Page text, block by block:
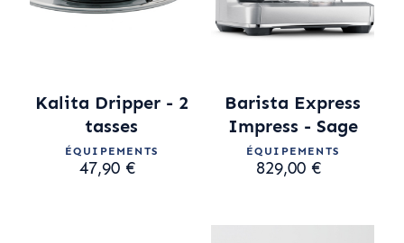
Kalita Dripper - 2
tasses
ÉQUIPEMENTS
47,90 €
Barista Express
Impress - Sage
ÉQUIPEMENTS
829,00 €